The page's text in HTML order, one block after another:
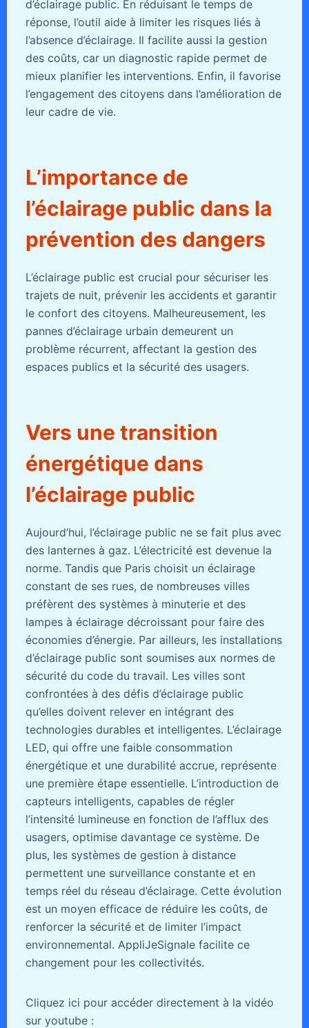
d’éclairage public. En réduisant le temps de
réponse, l’outil aide à limiter les risques liés à
l’absence d’éclairage. Il facilite aussi la gestion
des coûts, car un diagnostic rapide permet de
mieux planifier les interventions. Enfin, il favorise
l’engagement des citoyens dans l’amélioration de
leur cadre de vie.
L’importance de
l’éclairage public dans la
prévention des dangers
L’éclairage public est crucial pour sécuriser les
trajets de nuit, prévenir les accidents et garantir
le confort des citoyens. Malheureusement, les
pannes d’éclairage urbain demeurent un
problème récurrent, affectant la gestion des
espaces publics et la sécurité des usagers.
Vers une transition
énergétique dans
l’éclairage public
Aujourd’hui, l’éclairage public ne se fait plus avec
des lanternes à gaz. L’électricité est devenue la
norme. Tandis que Paris choisit un éclairage
constant de ses rues, de nombreuses villes
préfèrent des systèmes à minuterie et des
lampes à éclairage décroissant pour faire des
économies d’énergie. Par ailleurs, les installations
d’éclairage public sont soumises aux normes de
sécurité du code du travail. Les villes sont
confrontées à des défis d’éclairage public
qu’elles doivent relever en intégrant des
technologies durables et intelligentes. L’éclairage
LED, qui offre une faible consommation
énergétique et une durabilité accrue, représente
une première étape essentielle. L’introduction de
capteurs intelligents, capables de régler
l’intensité lumineuse en fonction de l’afflux des
usagers, optimise davantage ce système. De
plus, les systèmes de gestion à distance
permettent une surveillance constante et en
temps réel du réseau d’éclairage. Cette évolution
est un moyen efficace de réduire les coûts, de
renforcer la sécurité et de limiter l’impact
environnemental. AppliJeSignale facilite ce
changement pour les collectivités.
Cliquez ici pour accéder directement à la vidéo
sur youtube :